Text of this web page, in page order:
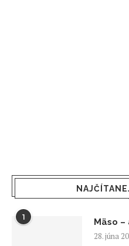
1
Mäso –
28. júna